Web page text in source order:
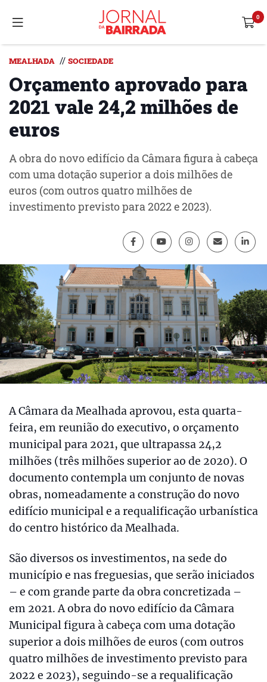
MEALHADA // SOCIEDADE
Orçamento aprovado para
2021 vale 24,2 milhões de
euros
A obra do novo edifício da Câmara figura à cabeça
com uma dotação superior a dois milhões de
euros (com outros quatro milhões de
investimento previsto para 2022 e 2023).
A Câmara da Mealhada aprovou, esta quarta-
feira, em reunião do executivo, o orçamento
municipal para 2021, que ultrapassa 24,2
milhões (três milhões superior ao de 2020). O
documento contempla um conjunto de novas
obras, nomeadamente a construção do novo
edifício municipal e a requalificação urbanística
do centro histórico da Mealhada.
São diversos os investimentos, na sede do
município e nas freguesias, que serão iniciados
– e com grande parte da obra concretizada –
em 2021. A obra do novo edifício da Câmara
Municipal figura à cabeça com uma dotação
superior a dois milhões de euros (com outros
quatro milhões de investimento previsto para
2022 e 2023), seguindo-se a requalificação